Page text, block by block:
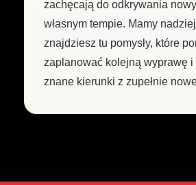
zachęcają do odkrywania
własnym tempie. Mamy
znajdziesz tu pomysły, które
zaplanować kolejną wyprawę i
znane kierunki z zupełnie